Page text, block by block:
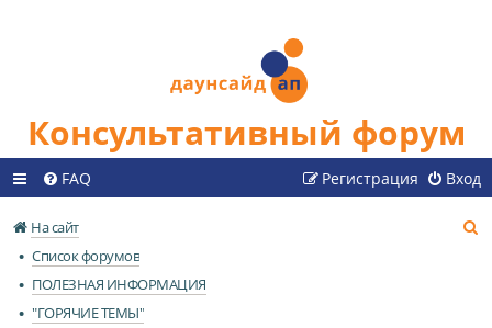
Консультативный форум
FAQ Вход
Регистрация
На сайт
Список форумов
ПОЛЕЗНАЯ ИНФОРМАЦИЯ
"ГОРЯЧИЕ ТЕМЫ"